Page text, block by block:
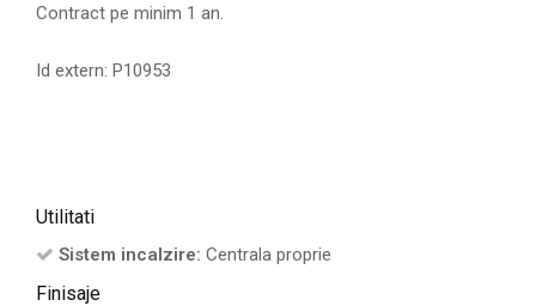
Contract pe minim 1 an.
Id extern: P10953
Utilitati
Sistem incalzire: Centrala proprie
Finisaje